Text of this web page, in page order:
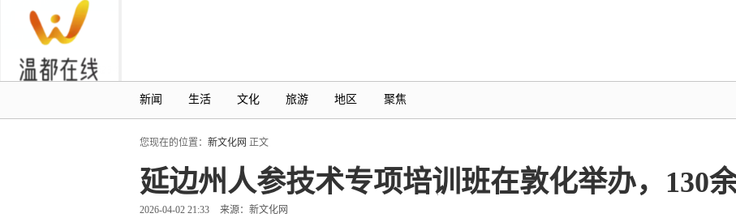
新闻 生活 文化 旅游 地区 聚焦
您现在的位置： 新文化网 正文
延边州人参技术专项培训班在敦化举办，130
2026-04-02 21:33 来源：新文化网